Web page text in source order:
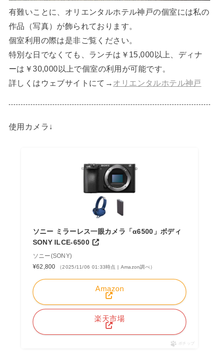
有難いことに、オリエンタルホテル神戸の個室には私の
作品（写真）が飾られております。
個室利用の際は是非ご覧ください。
特別な日でなくても、ランチは￥15,000以上、ディナ
ーは￥30,000以上で個室の利用が可能です。
詳しくはウェブサイトにて→ オリエンタルホテル神戸
使用カメラ↓
ソニー ミラーレス一眼カメラ「α6500」ボディ
SONY ILCE-6500
ソニー(SONY)
¥62,800
（2025/11/06 01:33時点 | Amazon調べ）
Amazon
楽天市場
ポチップ